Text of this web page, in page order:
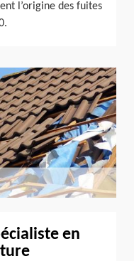
l’origine des fuites
en